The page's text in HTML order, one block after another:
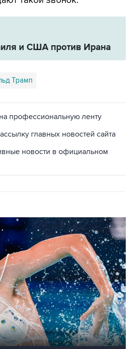
и США против Ирана
Трамп
профессиональную ленту
главных новостей сайта
новости в официальном